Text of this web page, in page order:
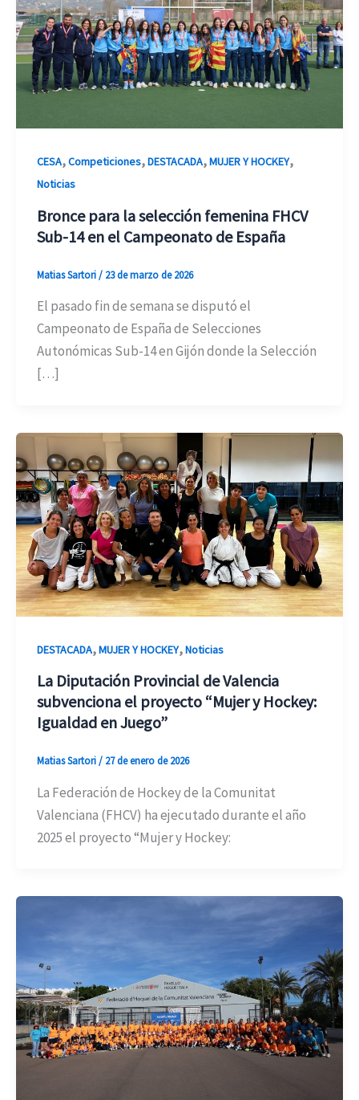
CESA,Competiciones,DESTACADA,MUJER Y HOCKEY,
Noticias
Bronce para la selección femenina FHCV
Sub-14 en el Campeonato de España
Matias Sartori/ 23 de marzo de 2026
El pasado fin de semana se disputó el
Campeonato de España de Selecciones
Autonómicas Sub-14 en Gijón donde la Selección
[…]
DESTACADA,MUJER Y HOCKEY,Noticias
La Diputación Provincial de Valencia
subvenciona el proyecto “Mujer y Hockey:
Igualdad en Juego”
Matias Sartori/ 27 de enero de 2026
La Federación de Hockey de la Comunitat
Valenciana (FHCV) ha ejecutado durante el año
2025 el proyecto “Mujer y Hockey: